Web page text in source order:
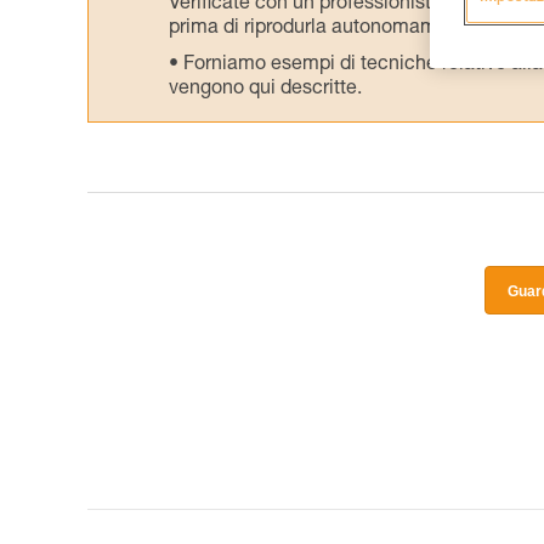
Verificate con un professionista la vostra
prima di riprodurla autonomamente.
Forniamo esempi di tecniche relative
vengono qui descritte.